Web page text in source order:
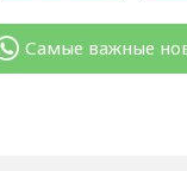
Самые важные